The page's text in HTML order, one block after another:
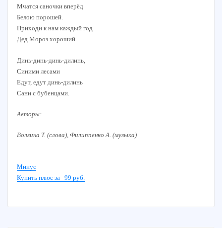
Мчатся саночки вперёд
Белою порошей.
Приходи к нам каждый год
Дед Мороз хороший.
Динь-динь-динь-дилинь,
Синими лесами
Едут, едут динь-дилинь
Сани с бубенцами.
Авторы:
Волгина Т. (слова), Филиппенко А. (музыка)
Минус
Купить плюс за 99 руб.